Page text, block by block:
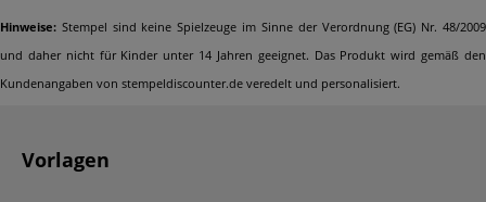
Hinweise: Stempel sind keine Spielzeuge im Sinne der Verordnung (EG) Nr. 48/2009
und daher nicht für Kinder unter 14 Jahren geeignet. Das Produkt wird gemäß den
Kundenangaben von stempeldiscounter.de veredelt und personalisiert.
Vorlagen